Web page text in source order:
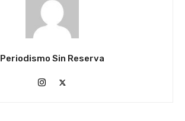
Periodismo Sin Reserva